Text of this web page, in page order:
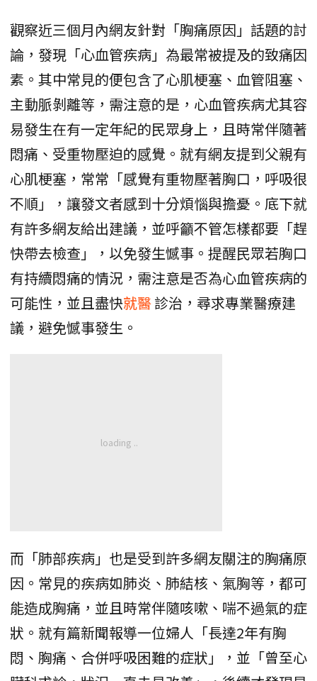
觀察近三個月內網友針對「胸痛原因」話題的討
論，發現「心血管疾病」為最常被提及的致痛因
素。其中常見的便包含了心肌梗塞、血管阻塞、
主動脈剝離等，需注意的是，心血管疾病尤其容
易發生在有一定年紀的民眾身上，且時常伴隨著
悶痛、受重物壓迫的感覺。就有網友提到父親有
心肌梗塞，常常「感覺有重物壓著胸口，呼吸很
不順」，讓發文者感到十分煩惱與擔憂。底下就
有許多網友給出建議，並呼籲不管怎樣都要「趕
快帶去檢查」，以免發生憾事。提醒民眾若胸口
有持續悶痛的情況，需注意是否為心血管疾病的
可能性，並且盡快就醫診治，尋求專業醫療建
議，避免憾事發生。
而「肺部疾病」也是受到許多網友關注的胸痛原
因。常見的疾病如肺炎、肺結核、氣胸等，都可
能造成胸痛，並且時常伴隨咳嗽、喘不過氣的症
狀。就有篇新聞報導一位婦人「長達2年有胸
悶、胸痛、合併呼吸困難的症狀」，並「曾至心